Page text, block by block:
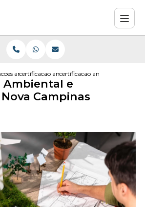
ambientais
certificacao ambiental e consultoria
certificacao ambiental e
Ambiental e
Campinas